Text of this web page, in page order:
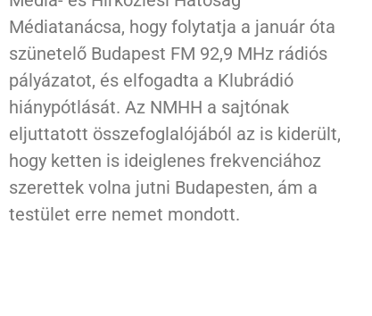
Médiatanácsa, hogy folytatja a január óta
szünetelő Budapest FM 92,9 MHz rádiós
pályázatot, és elfogadta a Klubrádió
hiánypótlását. Az NMHH a sajtónak
eljuttatott összefoglalójából az is kiderült,
hogy ketten is ideiglenes frekvenciához
szerettek volna jutni Budapesten, ám a
testület erre nemet mondott.